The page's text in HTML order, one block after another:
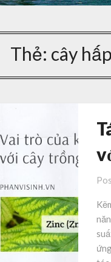
Thẻ: cây